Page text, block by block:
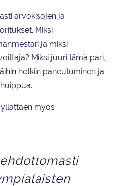
arvokisojen ja
Miksi
ja miksi
Miksi juuri tämä pari,
hetkiin paneutuminen ja
myös
ehdottomasti